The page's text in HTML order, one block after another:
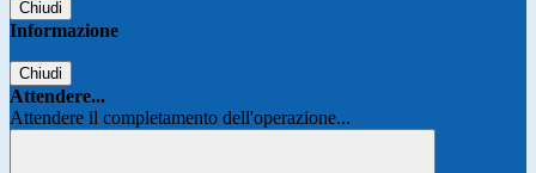
Chiudi
Informazione
Chiudi
Attendere...
Attendere il completamento dell'operazione...